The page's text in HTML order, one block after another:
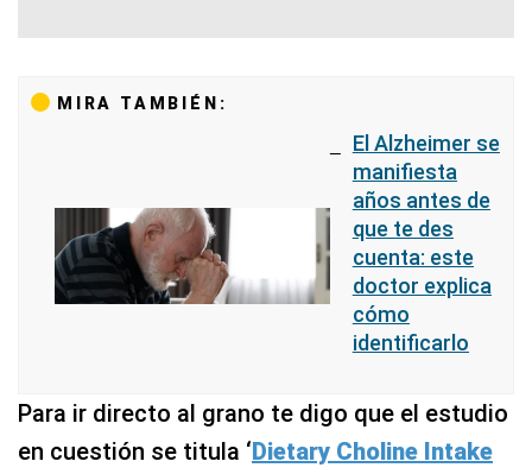
MIRA TAMBIÉN:
El Alzheimer se
manifiesta
años antes de
que te des
cuenta: este
doctor explica
cómo
identificarlo
Para ir directo al grano te digo que el estudio
en cuestión se titula ‘Dietary Choline Intake